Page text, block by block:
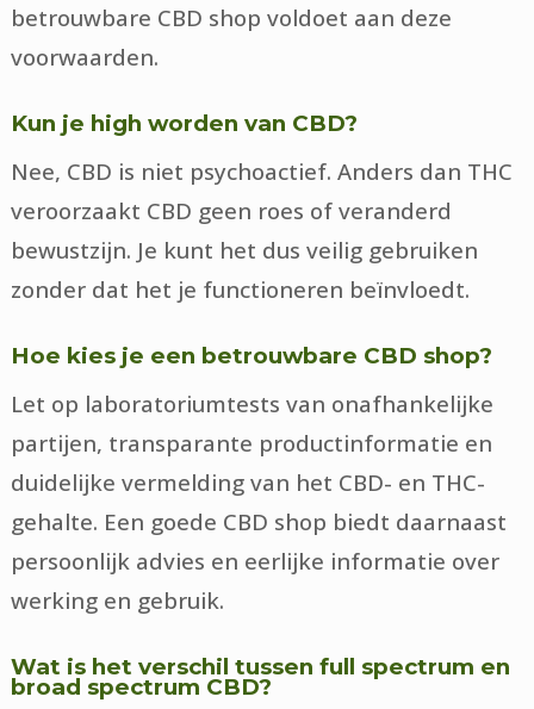
betrouwbare CBD shop voldoet aan deze
voorwaarden.
Kun je high worden van CBD?
Nee, CBD is niet psychoactief. Anders dan THC
veroorzaakt CBD geen roes of veranderd
bewustzijn. Je kunt het dus veilig gebruiken
zonder dat het je functioneren beïnvloedt.
Hoe kies je een betrouwbare CBD shop?
Let op laboratoriumtests van onafhankelijke
partijen, transparante productinformatie en
duidelijke vermelding van het CBD- en THC-
gehalte. Een goede CBD shop biedt daarnaast
persoonlijk advies en eerlijke informatie over
werking en gebruik.
Wat is het verschil tussen full spectrum en
broad spectrum CBD?